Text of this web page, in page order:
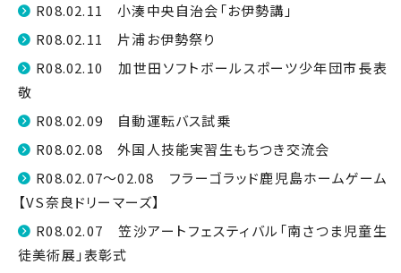
R08.02.11 小湊中央自治会「お伊勢講」
R08.02.11 片浦お伊勢祭り
R08.02.10 加世田ソフトボールスポーツ少年団市長表
敬
R08.02.09 自動運転バス試乗
R08.02.08 外国人技能実習生もちつき交流会
R08.02.07～02.08 フラーゴラッド鹿児島ホームゲーム
【VS奈良ドリーマーズ】
R08.02.07 笠沙アートフェスティバル「南さつま児童生
徒美術展」表彰式